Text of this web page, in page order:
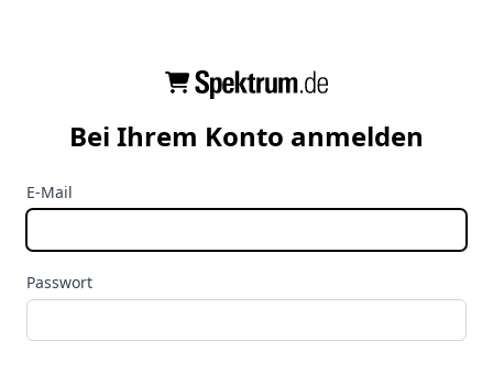
Bei Ihrem Konto anmelden
E-Mail
Passwort